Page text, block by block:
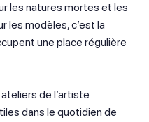
les natures mortes et les
les modèles, c’est la
une place régulière
de l’artiste
dans le quotidien de